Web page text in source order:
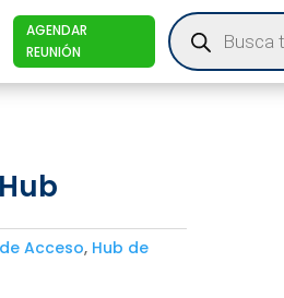
AGENDAR
REUNIÓN
Products
search
Acceso, Hub de